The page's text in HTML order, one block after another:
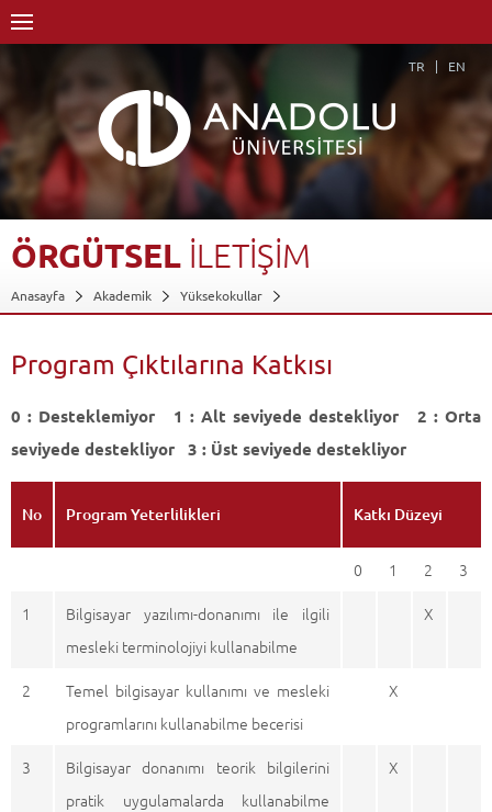
TR EN
ÖRGÜTSEL İLETİŞİM
Anasayfa Akademik
Yüksekokullar
Bilgisayar Operatörlüğü Programı
Dersler - AKTS Kredileri
Örgütsel İletişim
Program Çıktılarına Katkısı
0 : Desteklemiyor 1 : Alt seviyede destekliyor 2 : Orta
seviyede destekliyor 3 : Üst seviyede destekliyor
No Program Yeterlilikleri Katkı Düzeyi
0 1 2
3
1
Bilgisayar yazılımı-donanımı ile ilgili
mesleki terminolojiyi kullanabilme
X
2
Temel bilgisayar kullanımı ve mesleki
programlarını kullanabilme becerisi
X
3
Bilgisayar donanımı teorik bilgilerini
pratik uygulamalarda kullanabilme
X